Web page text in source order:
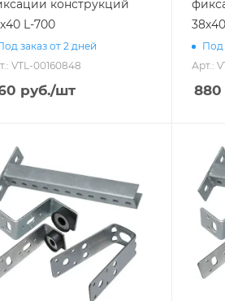
конструкций
L-700
заказ от 2 дней
VTL-00160848
руб./шт
Под
Арт.:
880